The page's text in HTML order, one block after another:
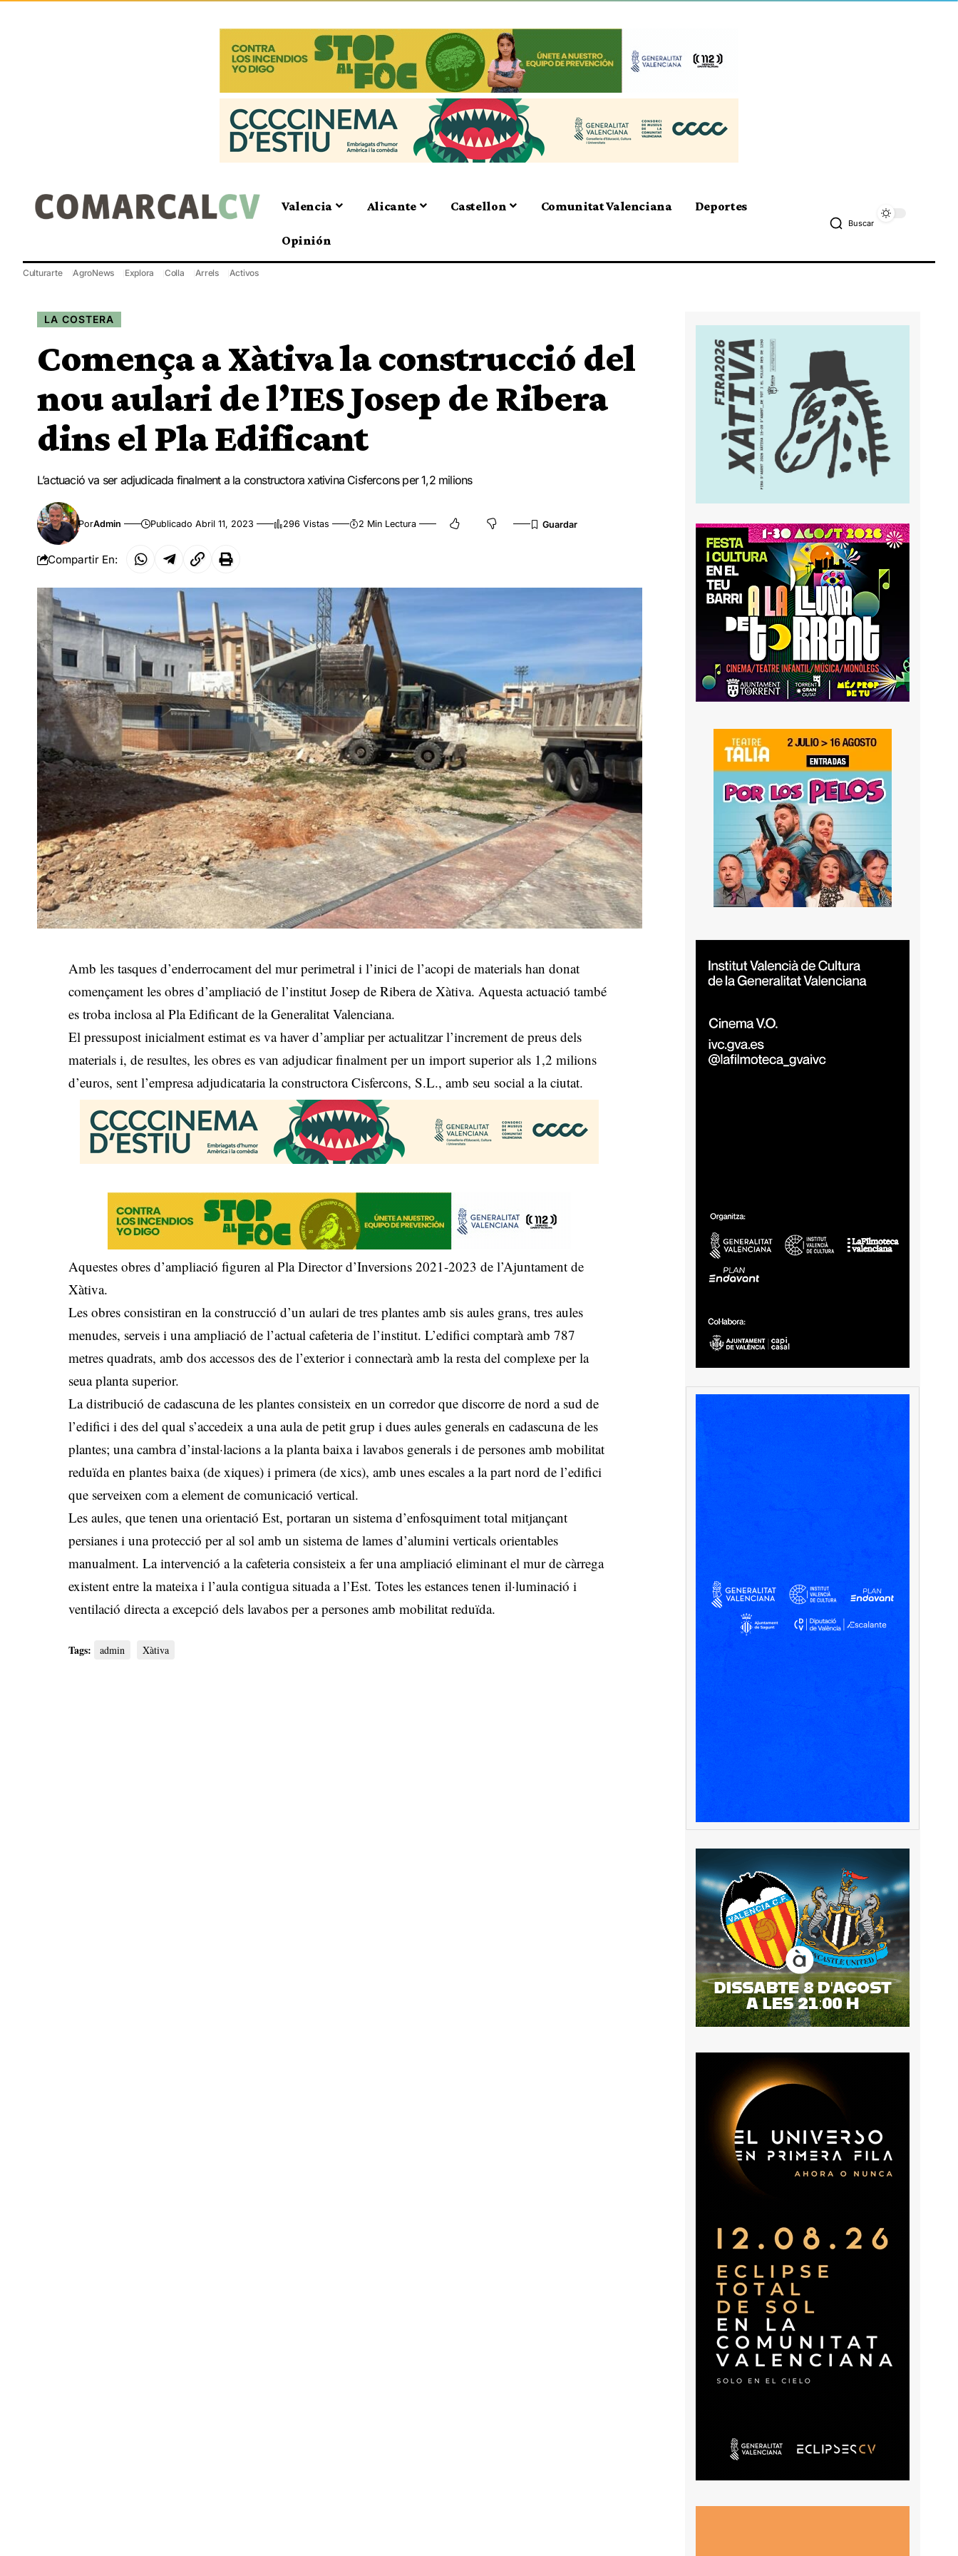
Valencia Alicante Castellon Comunitat Valenciana Deportes
Opinión
Buscar
Culturarte AgroNews Explora Colla Arrels Activos
LA COSTERA
Comença a Xàtiva la construcció del
nou aulari de l’IES Josep de Ribera
dins el Pla Edificant
L’actuació va ser adjudicada finalment a la constructora xativina Cisfercons per 1,2 milions
PorAdmin Publicado Abril 11, 2023 296 Vistas 2 Min Lectura
Compartir En:
Amb les tasques d’enderrocament del mur perimetral i l’inici de l’acopi de materials han donat
començament les obres d’ampliació de l’institut Josep de Ribera de Xàtiva. Aquesta actuació també
es troba inclosa al Pla Edificant de la Generalitat Valenciana.
El pressupost inicialment estimat es va haver d’ampliar per actualitzar l’increment de preus dels
materials i, de resultes, les obres es van adjudicar finalment per un import superior als 1,2 milions
d’euros, sent l’empresa adjudicataria la constructora Cisfercons, S.L., amb seu social a la ciutat.
Aquestes obres d’ampliació figuren al Pla Director d’Inversions 2021-2023 de l’Ajuntament de
Xàtiva.
Les obres consistiran en la construcció d’un aulari de tres plantes amb sis aules grans, tres aules
menudes, serveis i una ampliació de l’actual cafeteria de l’institut. L’edifici comptarà amb 787
metres quadrats, amb dos accessos des de l’exterior i connectarà amb la resta del complexe per la
seua planta superior.
La distribució de cadascuna de les plantes consisteix en un corredor que discorre de nord a sud de
l’edifici i des del qual s’accedeix a una aula de petit grup i dues aules generals en cadascuna de les
plantes; una cambra d’instal·lacions a la planta baixa i lavabos generals i de persones amb mobilitat
reduïda en plantes baixa (de xiques) i primera (de xics), amb unes escales a la part nord de l’edifici
que serveixen com a element de comunicació vertical.
Les aules, que tenen una orientació Est, portaran un sistema d’enfosquiment total mitjançant
persianes i una protecció per al sol amb un sistema de lames d’alumini verticals orientables
manualment. La intervenció a la cafeteria consisteix a fer una ampliació eliminant el mur de càrrega
existent entre la mateixa i l’aula contigua situada a l’Est. Totes les estances tenen il·luminació i
ventilació directa a excepció dels lavabos per a persones amb mobilitat reduïda.
Tags: admin Xàtiva